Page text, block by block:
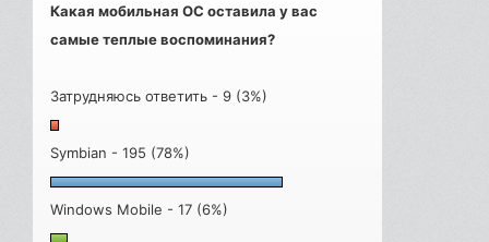
Какая мобильная ОС оставила у вас
самые теплые воспоминания?
Затрудняюсь ответить - 9 (3%)
Symbian - 195 (78%)
Windows Mobile - 17 (6%)